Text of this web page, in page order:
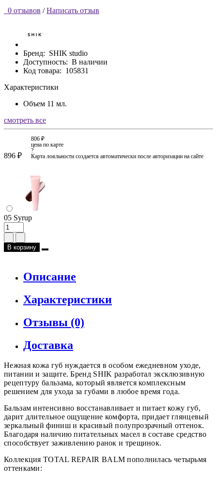
0 отзывов / Написать отзыв
Бренд: SHIK studio
Доступность: В наличии
Код товара: 105831
Характеристики
Объем 11 мл.
смотреть все
896 ₽
806 ₽
цена по карте
?
Карта лояльности создается автоматически после авторизации на сайте
05 Syrup
В корзину
Описание
Характеристики
Отзывы (0)
Доставка
Нежная кожа губ нуждается в особом ежедневном уходе,
питании и защите. Бренд SHIK разработал эксклюзивную
рецептуру бальзама, который является комплексным
решением для ухода за губами в любое время года.
Бальзам интенсивно восстанавливает и питает кожу губ,
дарит длительное ощущение комфорта, придает глянцевый
зеркальный финиш и красивый полупрозрачный оттенок.
Благодаря наличию питательных масел в составе средство
способствует заживлению ранок и трещинок.
Коллекция TOTAL REPAIR BALM пополнилась четырьмя
оттенками: